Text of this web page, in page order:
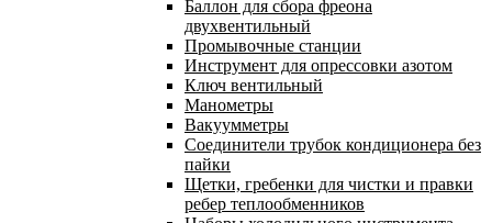
Баллон для сбора фреона
двухвентильный
Промывочные станции
Инструмент для опрессовки азотом
Ключ вентильный
Манометры
Вакуумметры
Соединители трубок кондиционера без
пайки
Щетки, гребенки для чистки и правки
ребер теплообменников